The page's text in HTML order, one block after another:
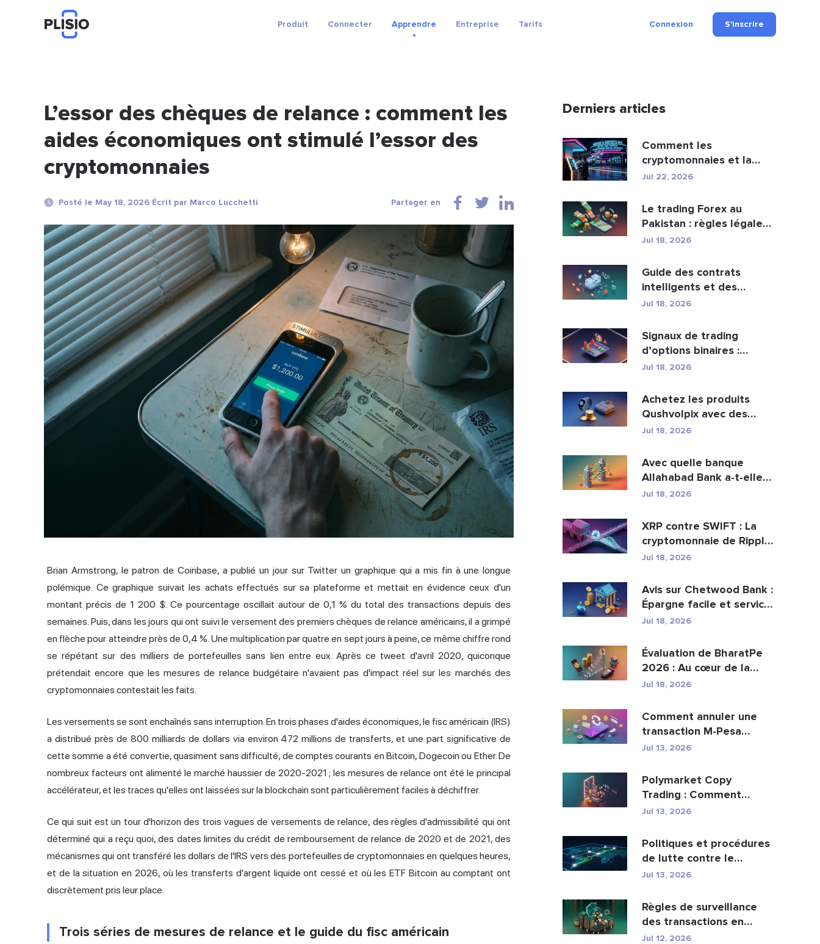
Produit Connecter Apprendre Entreprise Tarifs Connexion S'inscrire
L’essor des chèques de relance : comment les
aides économiques ont stimulé l’essor des
cryptomonnaies
Posté le May 18, 2026 Écrit par Marco Lucchetti Partager en
Brian Armstrong, le patron de Coinbase, a publié un jour sur Twitter un graphique qui a mis fin à une longue
polémique. Ce graphique suivait les achats effectués sur sa plateforme et mettait en évidence ceux d'un
montant précis de 1 200 $. Ce pourcentage oscillait autour de 0,1 % du total des transactions depuis des
semaines. Puis, dans les jours qui ont suivi le versement des premiers chèques de relance américains, il a grimpé
en flèche pour atteindre près de 0,4 %. Une multiplication par quatre en sept jours à peine, ce même chiffre rond
se répétant sur des milliers de portefeuilles sans lien entre eux. Après ce tweet d'avril 2020, quiconque
prétendait encore que les mesures de relance budgétaire n'avaient pas d'impact réel sur les marchés des
cryptomonnaies contestait les faits.
Les versements se sont enchaînés sans interruption. En trois phases d'aides économiques, le fisc américain (IRS)
a distribué près de 800 milliards de dollars via environ 472 millions de transferts, et une part significative de
cette somme a été convertie, quasiment sans difficulté, de comptes courants en Bitcoin, Dogecoin ou Ether. De
nombreux facteurs ont alimenté le marché haussier de 2020-2021 ; les mesures de relance ont été le principal
accélérateur, et les traces qu'elles ont laissées sur la blockchain sont particulièrement faciles à déchiffrer.
Ce qui suit est un tour d'horizon des trois vagues de versements de relance, des règles d'admissibilité qui ont
déterminé qui a reçu quoi, des dates limites du crédit de remboursement de relance de 2020 et de 2021, des
mécanismes qui ont transféré les dollars de l'IRS vers des portefeuilles de cryptomonnaies en quelques heures,
et de la situation en 2026, où les transferts d'argent liquide ont cessé et où les ETF Bitcoin au comptant ont
discrètement pris leur place.
Trois séries de mesures de relance et le guide du fisc américain
Derniers articles
Comment les
cryptomonnaies et la
fintech transforment les
Jul 22, 2026
Le trading Forex au
Pakistan : règles légales,
courtiers, appli...
Jul 18, 2026
Guide des contrats
intelligents et des
services de
Jul 18, 2026
Signaux de trading
d’options binaires :
fonctionnement et risqu...
Jul 18, 2026
Achetez les produits
Qushvolpix avec des
cryptomonnaies : Bitcoin...
Jul 18, 2026
Avec quelle banque
Allahabad Bank a-t-elle
fusionné ? Article com...
Jul 18, 2026
XRP contre SWIFT : La
cryptomonnaie de Ripple
peut-elle remplacer...
Jul 18, 2026
Avis sur Chetwood Bank :
Épargne facile et services
bancaires s�...
Jul 18, 2026
Évaluation de BharatPe
2026 : Au cœur de la
licorne fintech val...
Jul 18, 2026
Comment annuler une
transaction M-Pesa
envoyée par erreur
Jul 13, 2026
Polymarket Copy
Trading : Comment
copier les meilleurs
Jul 13, 2026
Politiques et procédures
de lutte contre le
blanchiment d’argen...
Jul 13, 2026
Règles de surveillance
des transactions en
matière de lutte cont...
Jul 12, 2026